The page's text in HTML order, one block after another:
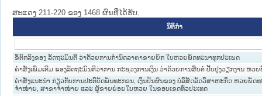
ສະແດງ 211-220 ຂອງ 1468 ຜົນທີ່ໄດ້ຮັບ.
ນິຕິກໍາ
ຂໍ້ຕົກລົງຂອງ ລັດຖະມົນຕີ ວ່າດ້ວຍການກຳນົດລາຄາຂາຍຍົກ ໃບຫວຍພັດທະນາທຸກປະເພດ
ຄຳສັ່ງເພີ່ມເຕີມ ຂອງລັດຖະມົນຕີວ່າການ ກະຊວງການເງິນ ວ່າດ້ວຍການສືບຕໍ່ ປັບປຸງວຽກງານ ຫວ
ຄຳສັ່ງແນະນຳ ກ່ຽວກັບການປະຕິບັດພັນທະກອນ, ເງິນປັນຜົນຂອງ ບໍລິສັດລັດວິສາຫະກິດ ຫວຍພັດທ
ຈຳໜ່າຍ, ສາຂາຈຳໜ່າຍ ແລະ ຜູ້ຂາຍຍ່ອຍໃບຫວຍ ໃນຂອບເຂດທົ່ວປະເທດ